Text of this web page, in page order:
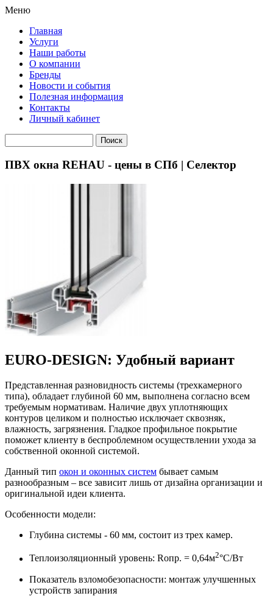
Меню
Главная
Услуги
Наши работы
О компании
Бренды
Новости и события
Полезная информация
Контакты
Личный кабинет
ПВХ окна REHAU - цены в СПб | Селектор
EURO-DESIGN: Удобный вариант
Представленная разновидность системы (трехкамерного
типа), обладает глубиной 60 мм, выполнена согласно всем
требуемым нормативам. Наличие двух уплотняющих
контуров целиком и полностью исключает сквозняк,
влажность, загрязнения. Гладкое профильное покрытие
поможет клиенту в беспроблемном осуществлении ухода за
собственной оконной системой.
Данный тип окон и оконных систем бывает самым
разнообразным – все зависит лишь от дизайна организации и
оригинальной идеи клиента.
Особенности модели:
Глубина системы - 60 мм, состоит из трех камер.
Теплоизоляционный уровень: Rопр. = 0,64м2°С/Вт
Показатель взломобезопасности: монтаж улучшенных
устройств запирания